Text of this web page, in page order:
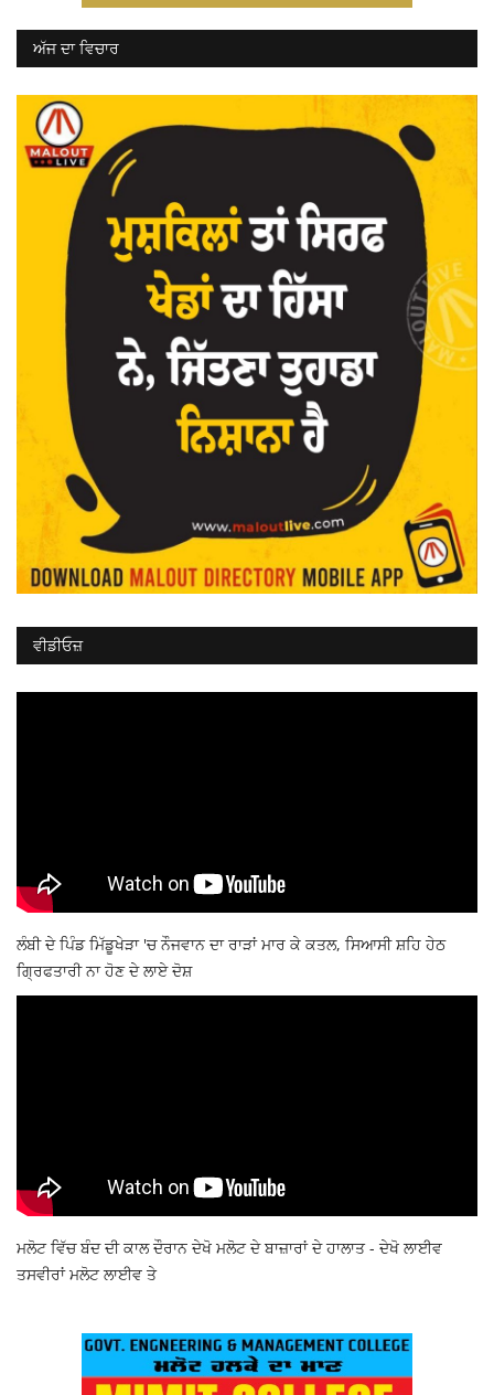
ਅੱਜ ਦਾ ਵਿਚਾਰ
ਵੀਡੀਓਜ਼
ਲੰਬੀ ਦੇ ਪਿੰਡ ਮਿੱਡੂਖੇੜਾ 'ਚ ਨੌਜਵਾਨ ਦਾ ਰਾੜਾਂ ਮਾਰ ਕੇ ਕਤਲ, ਸਿਆਸੀ ਸ਼ਹਿ ਹੇਠ
ਗ੍ਰਿਫਤਾਰੀ ਨਾ ਹੋਣ ਦੇ ਲਾਏ ਦੋਸ਼
ਮਲੋਟ ਵਿੱਚ ਬੰਦ ਦੀ ਕਾਲ ਦੌਰਾਨ ਦੇਖੋ ਮਲੋਟ ਦੇ ਬਾਜ਼ਾਰਾਂ ਦੇ ਹਾਲਾਤ - ਦੇਖੋ ਲਾਈਵ
ਤਸਵੀਰਾਂ ਮਲੋਟ ਲਾਈਵ ਤੇ